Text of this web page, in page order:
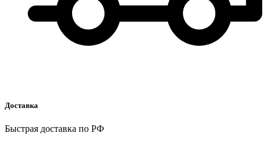
Доставка
Быстрая доставка по РФ